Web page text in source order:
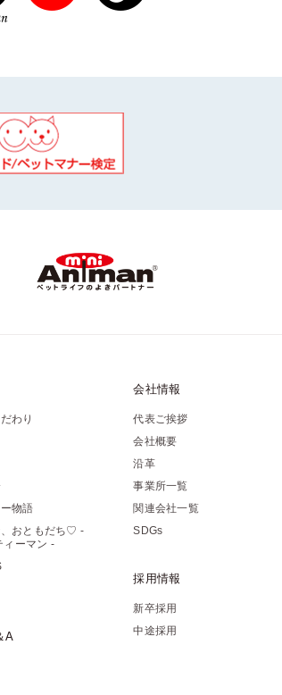
わり
物語
、おともだち♡ -
ィーマン -
A
会社情報
代表ご挨拶
会社概要
沿革
事業所一覧
関連会社一覧
SDGs
採用情報
新卒採用
中途採用